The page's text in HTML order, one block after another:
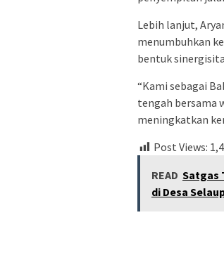
Lebih lanjut,
menumbuhkan
bentuk
“Kami sebagai
tengah bersama
meningkatkan
Post Views:
READ Satgas
di Desa